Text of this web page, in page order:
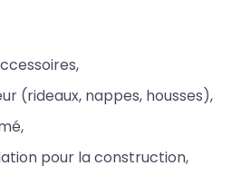
(rideaux, nappes, housses),
pour la construction,